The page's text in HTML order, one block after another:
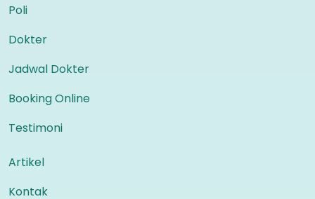
Poli
Dokter
Jadwal Dokter
Booking Online
Testimoni
Artikel
Kontak